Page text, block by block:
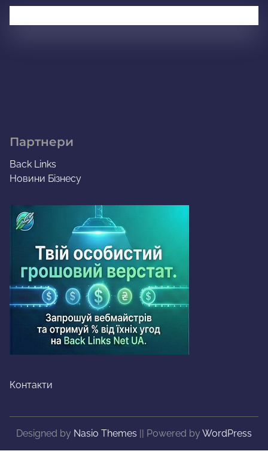
Партнери
Back Links
Новини Бізнесу
Контакти
Designed by Nasio Themes || Powered by WordPress